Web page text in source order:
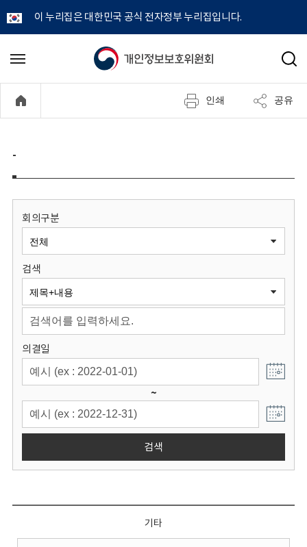
이 누리집은 대한민국 공식 전자정부 누리집입니다.
개
정
보
원
회
메
기
검
인쇄 공유
-
회의구분
검색
의결일
~
검색
기타